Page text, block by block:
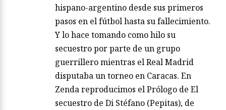
hispano-argentino desde sus primeros
pasos en el fútbol hasta su fallecimiento.
Y lo hace tomando como hilo su
secuestro por parte de un grupo
guerrillero mientras el Real Madrid
disputaba un torneo en Caracas. En
Zenda reproducimos el Prólogo de El
secuestro de Di Stéfano (Pepitas), de